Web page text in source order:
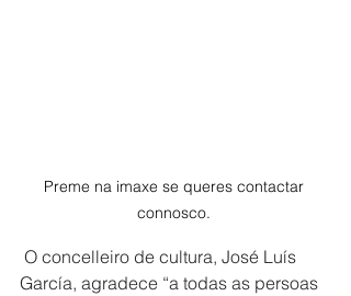
Preme na imaxe se queres contactar
connosco.
O concelleiro de cultura, José Luís
García, agradece “a todas as persoas